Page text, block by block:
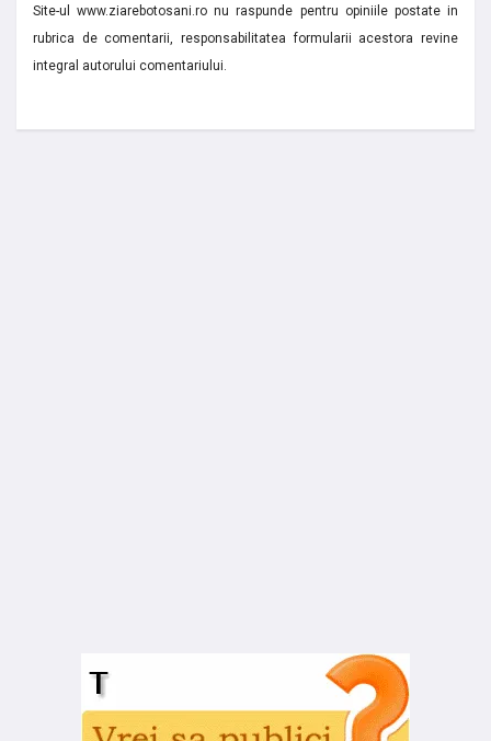
Site-ul www.ziarebotosani.ro nu raspunde pentru opiniile postate in
rubrica de comentarii, responsabilitatea formularii acestora revine
integral autorului comentariului.